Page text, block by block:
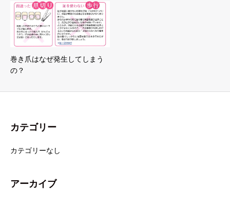
巻き爪はなぜ発生してしまう
の？
カテゴリー
カテゴリーなし
アーカイブ